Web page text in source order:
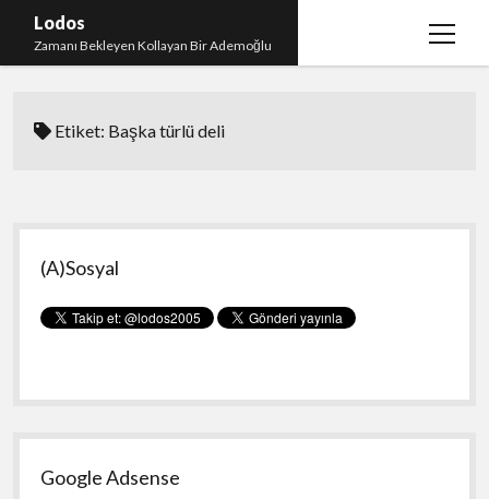
Lodos
Zamanı Bekleyen Kollayan Bir Ademoğlu
menüyü
test
Etiket: Başka türlü deli
Yan
Menü
(A)Sosyal
Google Adsense